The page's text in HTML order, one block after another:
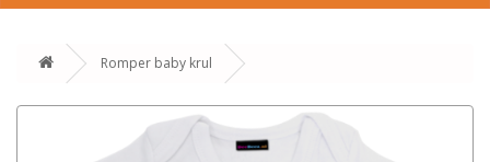
Romper baby krul